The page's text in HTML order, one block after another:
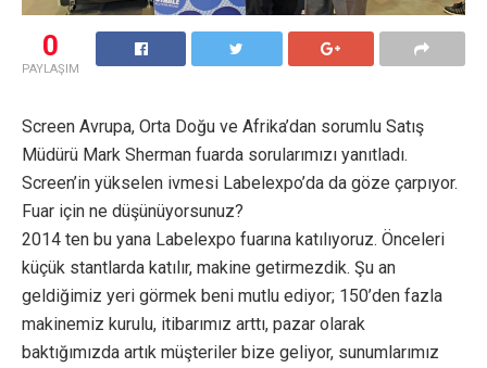
0
PAYLAŞIM
Screen Avrupa, Orta Doğu ve Afrika’dan sorumlu Satış
Müdürü Mark Sherman fuarda sorularımızı yanıtladı.
Screen’in yükselen ivmesi Labelexpo’da da göze çarpıyor.
Fuar için ne düşünüyorsunuz?
2014 ten bu yana Labelexpo fuarına katılıyoruz. Önceleri
küçük stantlarda katılır, makine getirmezdik. Şu an
geldiğimiz yeri görmek beni mutlu ediyor; 150’den fazla
makinemiz kurulu, itibarımız arttı, pazar olarak
baktığımızda artık müşteriler bize geliyor, sunumlarımız